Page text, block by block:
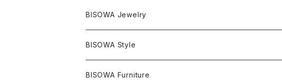
マスタークリスタル / 水晶
エレスチャル
ライトニング
石の種類別
アメジスト
産地別
BISOWA Jewelry
ネックレス／ペンダント
宇佐美聖子
ピアス
BISOWA Style
ONE PIECE
BISOWA Furniture